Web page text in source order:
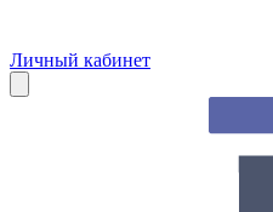
Личный кабинет